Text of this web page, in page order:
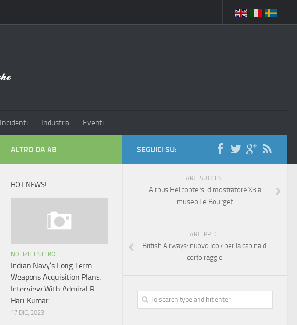
Incidenti Industria Eventi
SEGUICI SU:
ART. SUCCES.
Airbus Helicopters: dimostratore X3 a
museo Le Bourget
ART. PREC.
British Airways: nuovo look per la cabina di
corto raggio
ALTRO DA AB
HOT NEWS!
NOTIZIE ESTERO
Indian Navy’s Long Term
Weapons Acquisition Plans:
Interview With Admiral R
Hari Kumar
17 DIC, 2023